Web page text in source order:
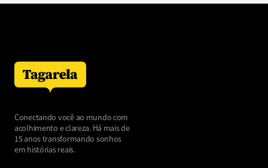
Conectando você ao mundo com
acolhimento e clareza. Há mais de
15 anos transformando sonhos
em histórias reais.